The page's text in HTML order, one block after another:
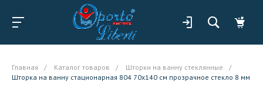
Главная / Каталог товаров / Шторки на ванну стеклянные
/
Шторка на ванну стационарная 804 70x140 см прозрачное стекло 8 мм